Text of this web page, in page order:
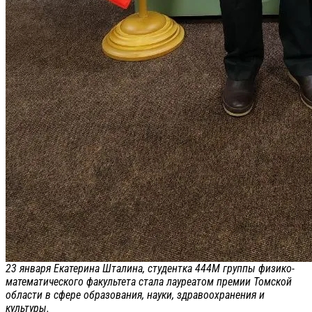
23 января Екатерина Шталина, студентка 444М группы физико-
математического факультета стала лауреатом премии Томской
области в сфере образования, науки, здравоохранения и
культуры.